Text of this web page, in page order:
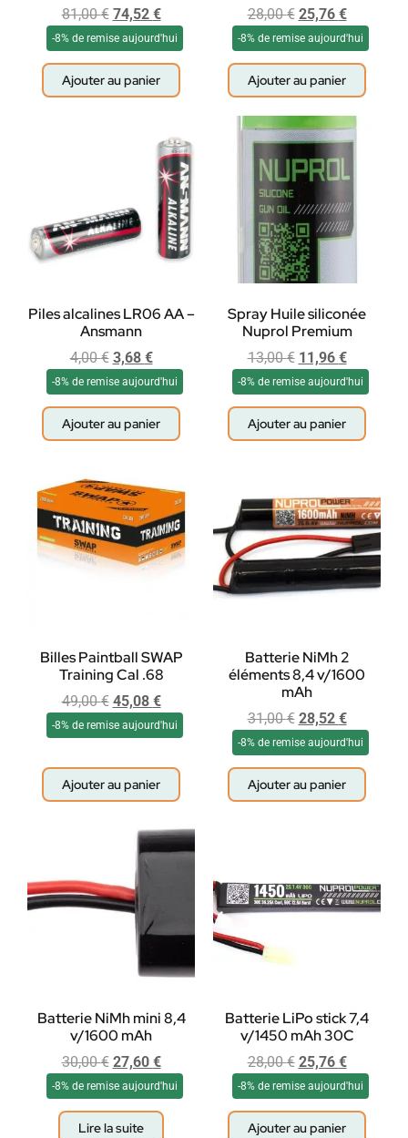
81,00€ 74,52 €
-8% de remise aujourd'hui
Ajouter au panier
28,00€ 25,76 €
-8% de remise aujourd'hui
Ajouter au panier
Piles alcalines LR06 AA –
Ansmann
4,00€ 3,68 €
-8% de remise aujourd'hui
Ajouter au panier
Spray Huile siliconée
Nuprol Premium
13,00€ 11,96 €
-8% de remise aujourd'hui
Ajouter au panier
Billes Paintball SWAP
Training Cal .68
49,00€ 45,08 €
-8% de remise aujourd'hui
Ajouter au panier
Batterie NiMh 2
éléments 8,4 v/1600
mAh
31,00€ 28,52 €
-8% de remise aujourd'hui
Ajouter au panier
Batterie NiMh mini 8,4
v/1600 mAh
30,00€ 27,60 €
-8% de remise aujourd'hui
Lire la suite
Batterie LiPo stick 7,4
v/1450 mAh 30C
28,00€ 25,76 €
-8% de remise aujourd'hui
Ajouter au panier